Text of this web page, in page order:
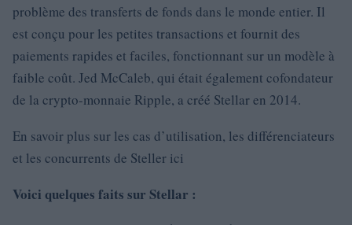
problème des transferts de fonds dans le monde entier. Il
est conçu pour les petites transactions et fournit des
paiements rapides et faciles, fonctionnant sur un modèle à
faible coût. Jed McCaleb, qui était également cofondateur
de la crypto-monnaie Ripple, a créé Stellar en 2014.
En savoir plus sur les cas d’utilisation, les différenciateurs
et les concurrents de Steller ici
Voici quelques faits sur Stellar :